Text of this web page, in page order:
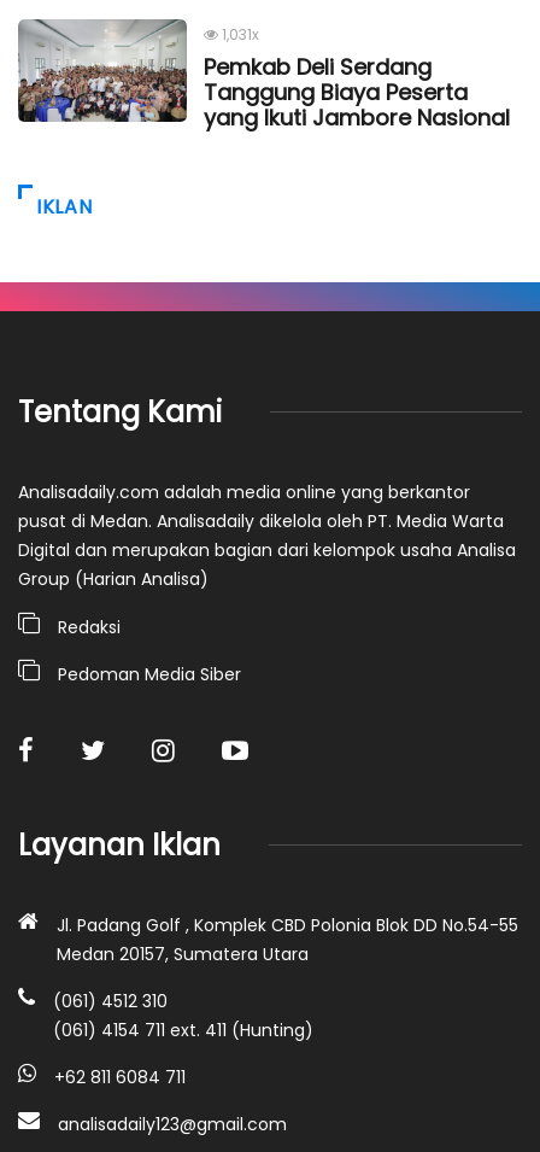
1,031x
Pemkab Deli Serdang
Tanggung Biaya Peserta
yang Ikuti Jambore Nasional
IKLAN
Tentang Kami
Analisadaily.com adalah media online yang berkantor
pusat di Medan. Analisadaily dikelola oleh PT. Media Warta
Digital dan merupakan bagian dari kelompok usaha Analisa
Group (Harian Analisa)
Redaksi
Pedoman Media Siber
Layanan Iklan
Jl. Padang Golf , Komplek CBD Polonia Blok DD No.54-55
Medan 20157, Sumatera Utara
(061) 4512 310
(061) 4154 711 ext. 411 (Hunting)
+62 811 6084 711
analisadaily123@gmail.com